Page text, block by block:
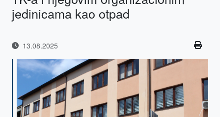
jedinicama kao otpad
13.08.2025